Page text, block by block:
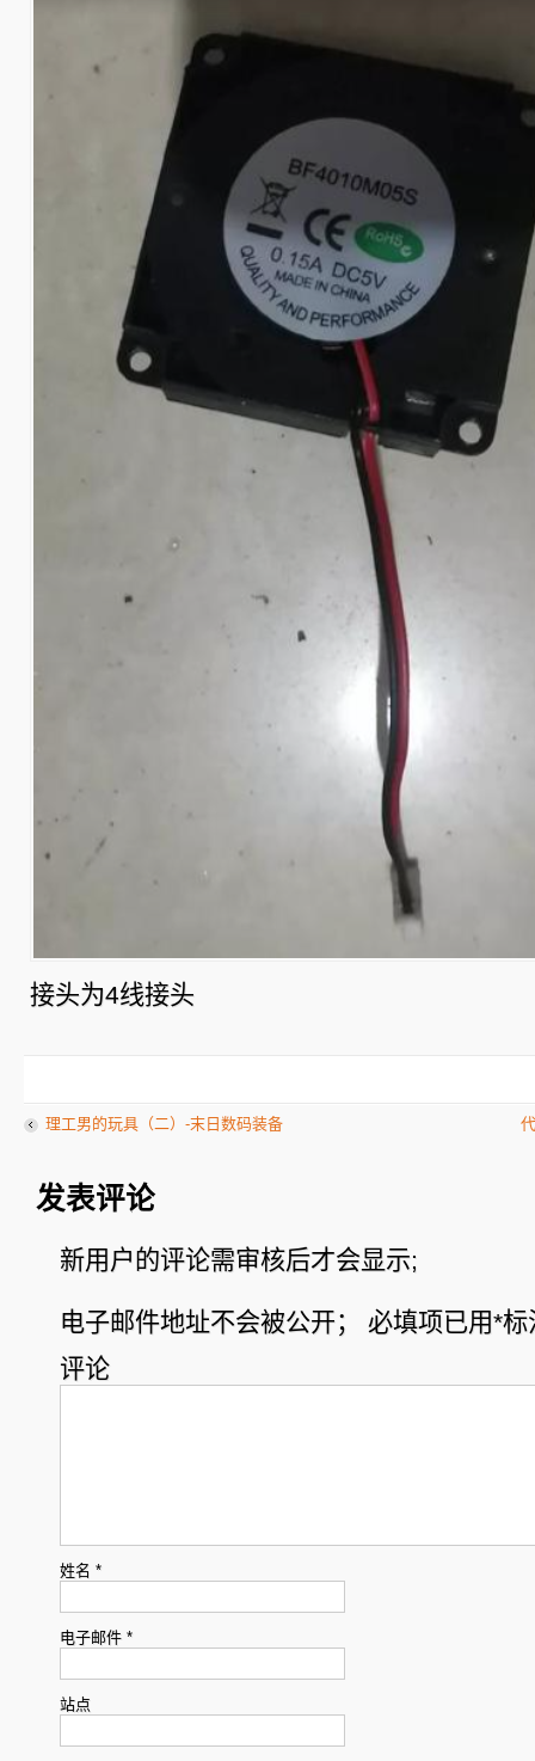
接头为4线接头
理工男的玩具（二）-末日数码装备
发表评论
新用户的评论需审核后才会显示;
电子邮件地址不会被公开； 必填项已用*标
评论
姓名 *
电子邮件 *
站点